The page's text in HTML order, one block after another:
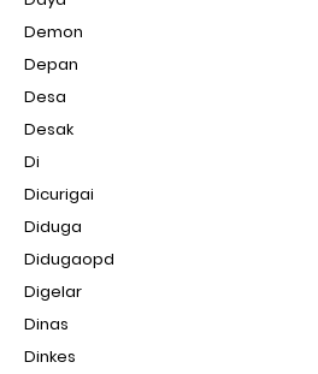
Demon
Depan
Desa
Desak
Di
Dicurigai
Diduga
Didugaopd
Digelar
Dinas
Dinkes